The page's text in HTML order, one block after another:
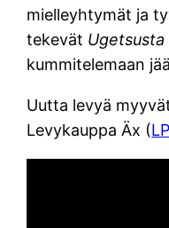
mielleyhtymät ja
tekevät Ugetsusta
kummitelemaan
Uutta levyä
Levykauppa Äx (LP